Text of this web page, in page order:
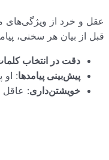
عقل و خرد از ویژگی‌های
قبل از بیان هر سخنی،
دقت در انتخاب
پیش‌بینی پیامدها: او
خویشتن‌داری: عاقل